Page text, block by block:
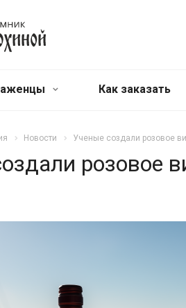
Как заказать
Новости Ученые создали розовое
розовое